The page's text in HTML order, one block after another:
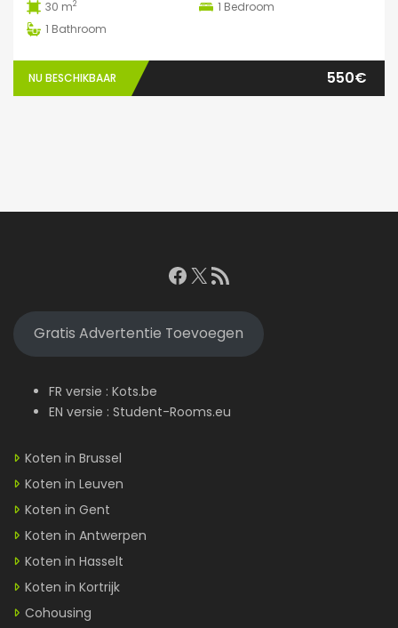
30 m2 1 Bedroom
1 Bathroom
NU BESCHIKBAAR 550€
Facebook
X RSS feed
Gratis Advertentie Toevoegen
FR versie : Kots.be
EN versie : Student-Rooms.eu
Koten in Brussel
Koten in Leuven
Koten in Gent
Koten in Antwerpen
Koten in Hasselt
Koten in Kortrijk
Cohousing